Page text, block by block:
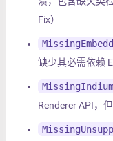
Fix）
缺少其必需依赖
MissingIndium
Renderer API，但